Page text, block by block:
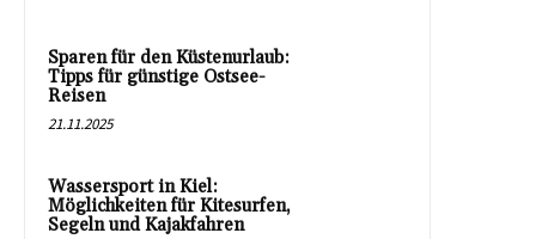
Sparen für den Küstenurlaub:
Tipps für günstige Ostsee-
Reisen
21.11.2025
Wassersport in Kiel:
Möglichkeiten für Kitesurfen,
Segeln und Kajakfahren